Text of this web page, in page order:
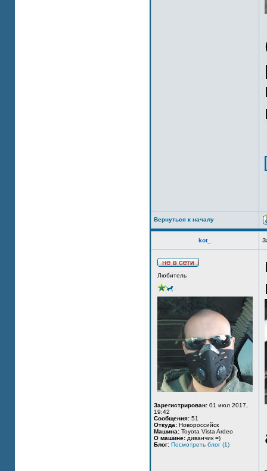
Вернуться к началу
kot_
Любитель
Зарегистрирован: 01 июл 2017,
19:42
Сообщения: 51
Откуда: Новороссийск
Машина: Toyota Vista Ardeo
О машине: диванчик =)
Блог: Посмотреть блог (1)